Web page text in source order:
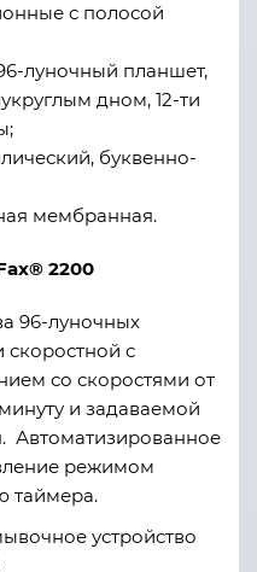
с полосой
луночный планшет,
дном, 12-ти
буквенно-
мембранная.
2200
96-луночных
с
со скоростями от
и задаваемой
Автоматизированное
режимом
таймера.
устройство